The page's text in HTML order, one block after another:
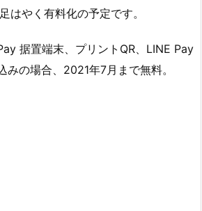
はやく有料化の予定です。
据置端末、プリントQR、LINE Pay
みの場合、 2021年7月まで無料。